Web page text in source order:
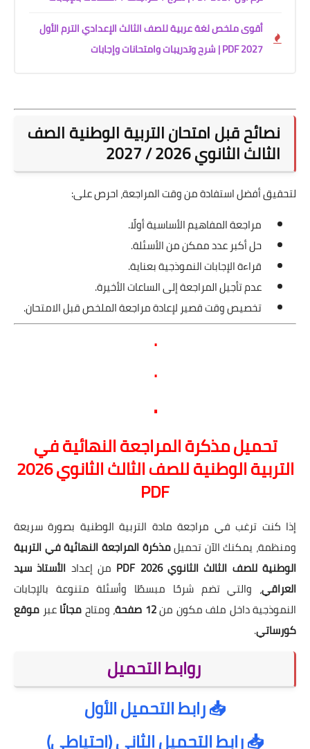
أقوى ملخص لغة عربية للصف الثالث الإعدادي الترم الأول
2027 PDF | شرح وتدريبات وامتحانات وإجابات
نصائح قبل امتحان التربية الوطنية الصف
الثالث الثانوي 2026 / 2027
لتحقيق أفضل استفادة من وقت المراجعة، احرص على:
مراجعة المفاهيم الأساسية أولًا.
حل أكبر عدد ممكن من الأسئلة.
قراءة الإجابات النموذجية بعناية.
عدم تأجيل المراجعة إلى الساعات الأخيرة.
تخصيص وقت قصير لإعادة مراجعة الملخص قبل الامتحان.
.
.
.
تحميل مذكرة المراجعة النهائية في
التربية الوطنية للصف الثالث الثانوي 2026
PDF
إذا كنت ترغب في مراجعة مادة التربية الوطنية بصورة سريعة
ومنظمة، يمكنك الآن تحميلمذكرة المراجعة النهائية في التربية
الوطنية للصف الثالث الثانوي 2026 PDF
من إعداد الأستاذ سيد
العراقي، والتي تضم شرحًا مبسطًا وأسئلة متنوعة بالإجابات
النموذجية داخل ملف مكون من12 صفحة ، ومتاحمجانًاعبر موقع
كورساتي.
روابط التحميل
📥رابط التحميل الأول
📥رابط التحميل الثاني (احتياطي)